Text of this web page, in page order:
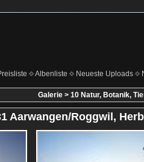
Albenliste Neueste Uploads
Galerie > 10 Natur, Botanik,
Aarwangen/Roggwil,